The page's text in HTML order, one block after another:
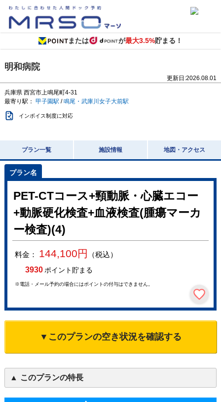
または が最大3.5%貯まる！
明和病院
更新日:2026.08.01
兵庫県 西宮市上鳴尾町4-31
最寄り駅： 甲子園駅 /鳴尾・武庫川女子大前駅
インボイス制度に対応
プラン一覧 施設情報 地図・アクセス
PET-CTコース+頸動脈・心臓エコー
+動脈硬化検査+血液検査(腫瘍マーカ
ー検査)(4)
料金： 144,100円
（税込）
3930ポイント貯まる
※電話・メール予約の場合にはポイントの付与はできません。
▼このプランの空き状況を確認する
このプランの特長